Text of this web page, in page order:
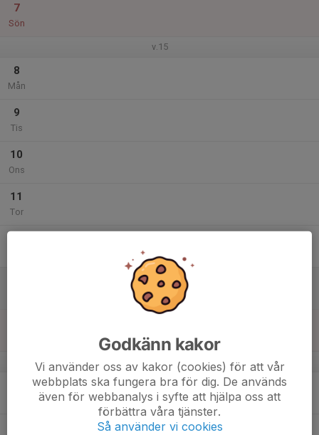
7
Sön
v.15
8
Mån
9
Tis
10
Ons
11
Tor
v.16
Godkänn kakor
Vi använder oss av kakor (cookies) för att vår
webbplats ska fungera bra för dig. De används
även för webbanalys i syfte att hjälpa oss att
förbättra våra tjänster.
Så använder vi cookies